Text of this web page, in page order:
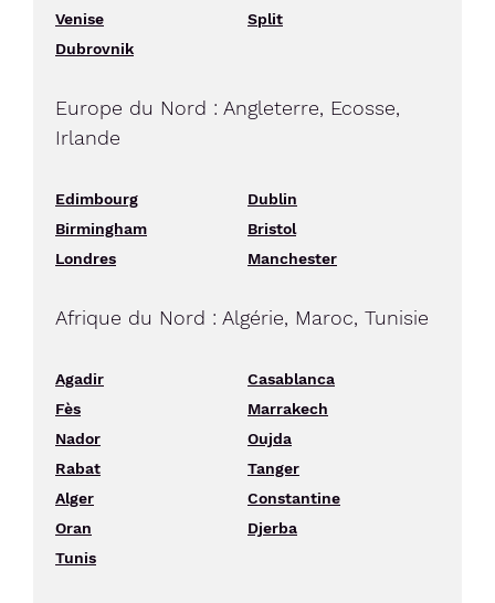
Venise
Split
Dubrovnik
Europe du Nord : Angleterre, Ecosse,
Irlande
Edimbourg
Dublin
Birmingham
Bristol
Londres
Manchester
Afrique du Nord : Algérie, Maroc, Tunisie
Agadir
Casablanca
Fès
Marrakech
Nador
Oujda
Rabat
Tanger
Alger
Constantine
Oran
Djerba
Tunis